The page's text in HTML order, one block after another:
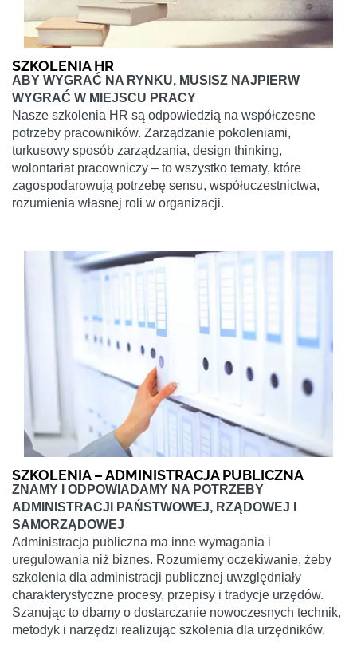
SZKOLENIA HR
ABY WYGRAĆ NA RYNKU, MUSISZ NAJPIERW
WYGRAĆ W MIEJSCU PRACY
Nasze szkolenia HR są odpowiedzią na współczesne
potrzeby pracowników. Zarządzanie pokoleniami,
turkusowy sposób zarządzania, design thinking,
wolontariat pracowniczy – to wszystko tematy, które
zagospodarowują potrzebę sensu, współuczestnictwa,
rozumienia własnej roli w organizacji.
SZKOLENIA – ADMINISTRACJA PUBLICZNA
ZNAMY I ODPOWIADAMY NA POTRZEBY
ADMINISTRACJI PAŃSTWOWEJ, RZĄDOWEJ I
SAMORZĄDOWEJ
Administracja publiczna ma inne wymagania i
uregulowania niż biznes. Rozumiemy oczekiwanie, żeby
szkolenia dla administracji publicznej uwzględniały
charakterystyczne procesy, przepisy i tradycje urzędów.
Szanując to dbamy o dostarczanie nowoczesnych technik,
metodyk i narzędzi realizując szkolenia dla urzędników.